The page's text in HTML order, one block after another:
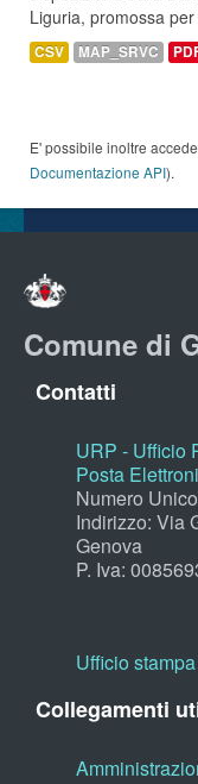
Liguria, promossa
CSV MAP_SRVC
E' possibile inoltre
Documentazione API).
Comune di
Contatti
URP - Ufficio
Posta
Numero
Indirizzo: Via
Genova
P. Iva:
Ufficio
Collegamenti